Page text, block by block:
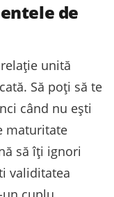
de
unită
Să poți să te
când nu ești
maturitate
să îți ignori
validitatea